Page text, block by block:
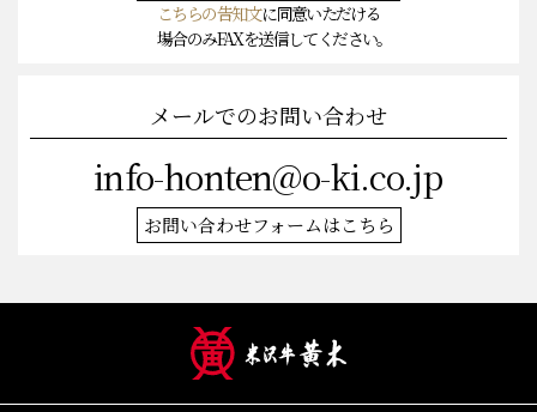
こちらの告知文に同意いただける
場合のみFAXを送信してください。
メールでのお問い合わせ
info-honten@o-ki.co.jp
お問い合わせフォームはこちら